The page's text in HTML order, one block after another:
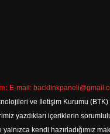
E-mail:
ve İletişim Kurumu
yazdıkları içeriklerin
kendi